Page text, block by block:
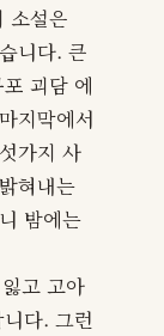
소설은
니다. 큰
괴담 에
지막에서
가지 사
혀내는
밤에는
고 고아
다. 그런